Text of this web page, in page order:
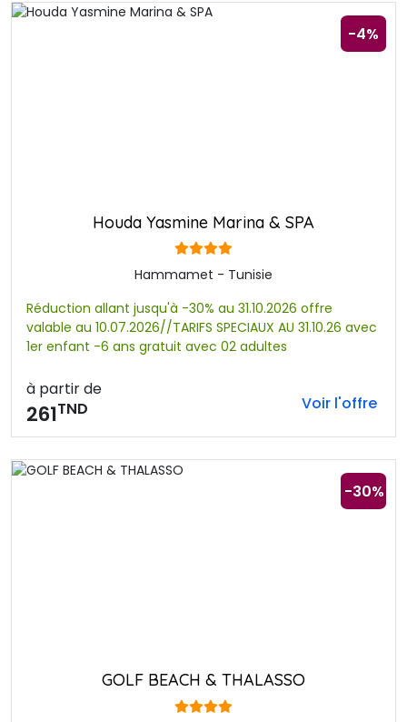
-4%
Houda Yasmine Marina & SPA
Hammamet - Tunisie
Réduction allant jusqu'à -30% au 31.10.2026 offre
valable au 10.07.2026//TARIFS SPECIAUX AU 31.10.26 avec
1er enfant -6 ans gratuit avec 02 adultes
à partir de
261TND Voir l'offre
-30%
GOLF BEACH & THALASSO